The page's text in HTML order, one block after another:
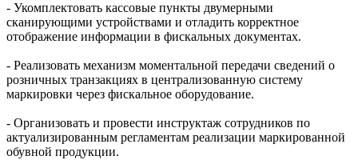
- Укомплектовать кассовые пункты двумерными
сканирующими устройствами и отладить корректное
отображение информации в фискальных документах.
- Реализовать механизм моментальной передачи сведений о
розничных транзакциях в централизованную систему
маркировки через фискальное оборудование.
- Организовать и провести инструктаж сотрудников по
актуализированным регламентам реализации маркированной
обувной продукции.